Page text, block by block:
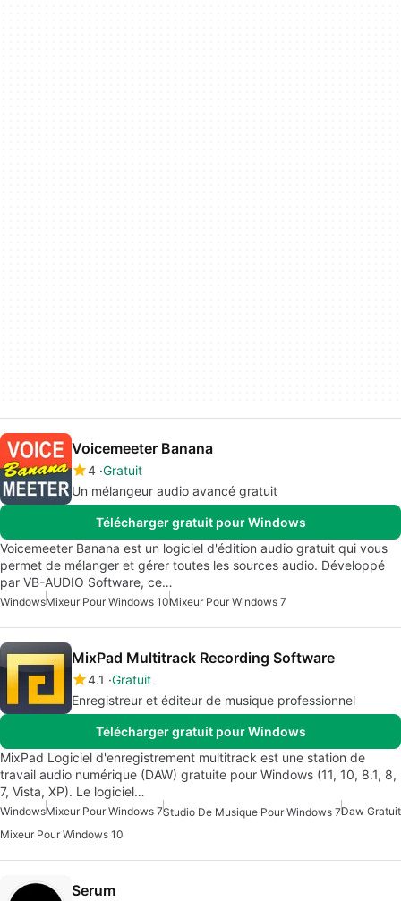
Voicemeeter Banana
4 Gratuit
Un mélangeur audio avancé gratuit
Télécharger gratuit pour Windows
Voicemeeter Banana est un logiciel d'édition audio gratuit qui vous
permet de mélanger et gérer toutes les sources audio. Développé
par VB-AUDIO Software, ce…
WindowsMixeur Pour Windows 10Mixeur Pour Windows 7
MixPad Multitrack Recording Software
4.1 Gratuit
Enregistreur et éditeur de musique professionnel
Télécharger gratuit pour Windows
MixPad Logiciel d'enregistrement multitrack est une station de
travail audio numérique (DAW) gratuite pour Windows (11, 10, 8.1, 8,
7, Vista, XP). Le logiciel…
WindowsMixeur Pour Windows 7Studio De Musique Pour Windows 7Daw Gratuit
Mixeur Pour Windows 10
Serum